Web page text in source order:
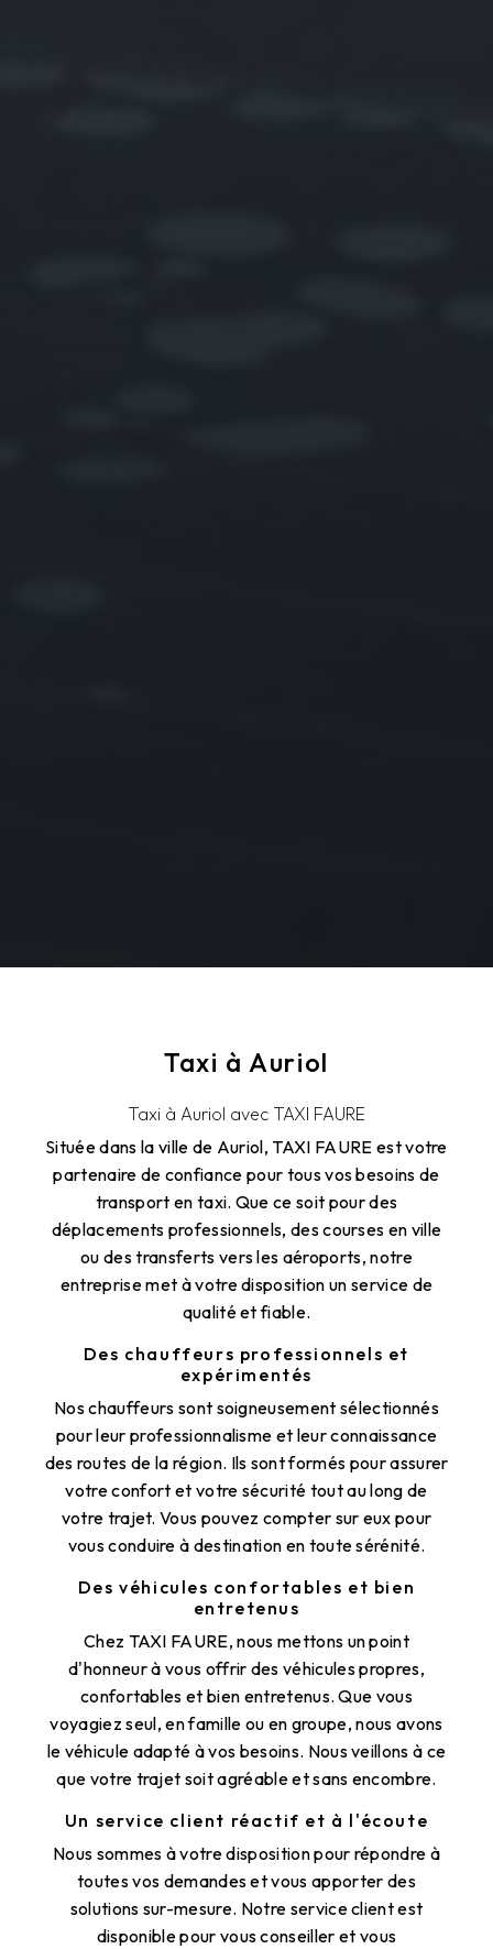
Taxi à Auriol
Taxi à Auriol avec TAXI FAURE
Située dans la ville de Auriol, TAXI FAURE est votre
partenaire de confiance pour tous vos besoins de
transport en taxi. Que ce soit pour des
déplacements professionnels, des courses en ville
ou des transferts vers les aéroports, notre
entreprise met à votre disposition un service de
qualité et fiable.
Des chauffeurs professionnels et
expérimentés
Nos chauffeurs sont soigneusement sélectionnés
pour leur professionnalisme et leur connaissance
des routes de la région. Ils sont formés pour assurer
votre confort et votre sécurité tout au long de
votre trajet. Vous pouvez compter sur eux pour
vous conduire à destination en toute sérénité.
Des véhicules confortables et bien
entretenus
Chez TAXI FAURE, nous mettons un point
d'honneur à vous offrir des véhicules propres,
confortables et bien entretenus. Que vous
voyagiez seul, en famille ou en groupe, nous avons
le véhicule adapté à vos besoins. Nous veillons à ce
que votre trajet soit agréable et sans encombre.
Un service client réactif et à l'écoute
Nous sommes à votre disposition pour répondre à
toutes vos demandes et vous apporter des
solutions sur-mesure. Notre service client est
disponible pour vous conseiller et vous